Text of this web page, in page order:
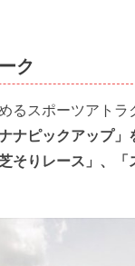
ク
るスポーツアト
ナピックアップ
そりレース」、